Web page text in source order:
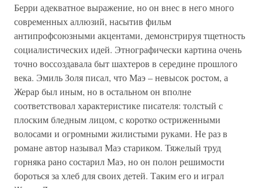
Берри адекватное выражение, но он внес в него много
современных аллюзий, насытив фильм
антипрофсоюзными акцентами, демонстрируя тщетность
социалистических идей. Этнографически картина очень
точно воссоздавала быт шахтеров в середине прошлого
века. Эмиль Золя писал, что Маэ – невысок ростом, а
Жерар был иным, но в остальном он вполне
соответствовал характеристике писателя: толстый с
плоским бледным лицом, с коротко остриженными
волосами и огромными жилистыми руками. Не раз в
романе автор называл Маэ стариком. Тяжелый труд
горняка рано состарил Маэ, но он полон решимости
бороться за хлеб для своих детей. Таким его и играл